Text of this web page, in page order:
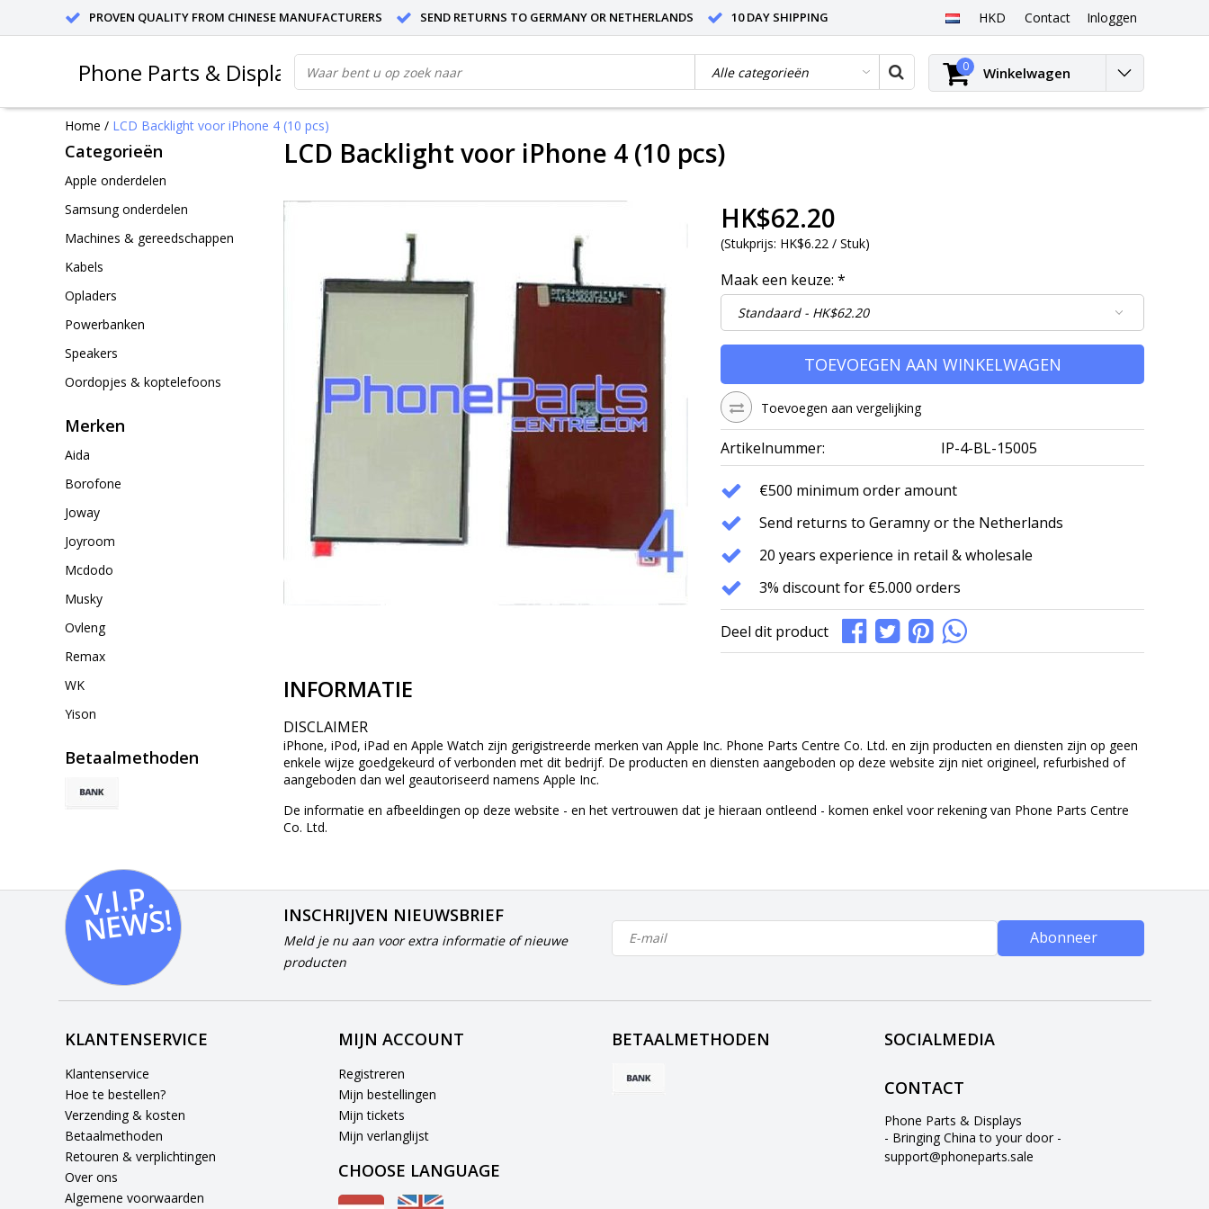
PROVEN QUALITY FROM CHINESE MANUFACTURERS SEND RETURNS TO GERMANY OR NETHERLANDS 10 DAY SHIPPING HKD Contact Inloggen
Phone Parts & Displays 0 Winkelwagen
Home / LCD Backlight voor iPhone 4 (10 pcs)
Categorieën
Apple onderdelen
Samsung onderdelen
Machines & gereedschappen
Kabels
Opladers
Powerbanken
Speakers
Oordopjes & koptelefoons
Merken
Aida
Borofone
Joway
Joyroom
Mcdodo
Musky
Ovleng
Remax
WK
Yison
Betaalmethoden
LCD Backlight voor iPhone 4 (10 pcs)
HK$62.20
(Stukprijs: HK$6.22 / Stuk)
Maak een keuze: *
TOEVOEGEN AAN WINKELWAGEN
Toevoegen aan vergelijking
Artikelnummer: IP-4-BL-15005
€500 minimum order amount
Send returns to Geramny or the Netherlands
20 years experience in retail & wholesale
3% discount for €5.000 orders
Deel dit product
INFORMATIE
DISCLAIMER
iPhone, iPod, iPad en Apple Watch zijn gerigistreerde merken van Apple Inc. Phone Parts Centre Co. Ltd. en zijn producten en diensten zijn op geen
enkele wijze goedgekeurd of verbonden met dit bedrijf. De producten en diensten aangeboden op deze website zijn niet origineel, refurbished of
aangeboden dan wel geautoriseerd namens Apple Inc.
De informatie en afbeeldingen op deze website - en het vertrouwen dat je hieraan ontleend - komen enkel voor rekening van Phone Parts Centre
Co. Ltd.
V.I.
P.
N
E
W
S! INSCHRIJVEN NIEUWSBRIEF
Meld je nu aan voor extra informatie of nieuwe
producten
Abonneer
KLANTENSERVICE
Klantenservice
Hoe te bestellen?
Verzending & kosten
Betaalmethoden
Retouren & verplichtingen
Over ons
Algemene voorwaarden
MIJN ACCOUNT
Registreren
Mijn bestellingen
Mijn tickets
Mijn verlanglijst
CHOOSE LANGUAGE
BETAALMETHODEN SOCIALMEDIA
CONTACT
Phone Parts & Displays
- Bringing China to your door -
support@phoneparts.sale